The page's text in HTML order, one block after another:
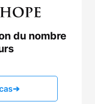
du nombre
➔